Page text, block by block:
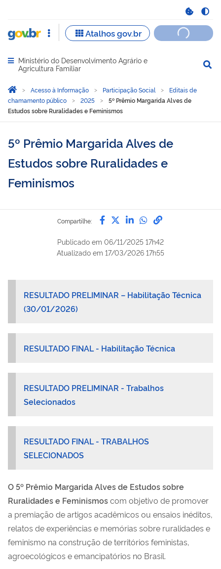
Abrir menu principal de navegação
Ministério do Desenvolvimento Agrário e
Agricultura Familiar
Você está aqui:
Página Inicial
Acesso à Informação Participação Social
Editais de
chamamento público
2025
5º Prêmio Margarida Alves de
Estudos sobre Ruralidades e Feminismos
5º Prêmio Margarida Alves de
Estudos sobre Ruralidades e
Feminismos
Compartilhe: Compartilhe por Facebook
Compartilhe por Twitter
Compartilhe por
Compartilhe
link para
Publicado em 06/11/2025 17h42
Atualizado em 17/03/2026 17h55
RESULTADO PRELIMINAR – Habilitação Técnica
(30/01/2026)
RESULTADO FINAL - Habilitação Técnica
RESULTADO PRELIMINAR - Trabalhos
Selecionados
RESULTADO FINAL - TRABALHOS
SELECIONADOS
O 5º Prêmio Margarida Alves de Estudos sobre
Ruralidades e Feminismoscom objetivo de promover
a premiação de artigos acadêmicos ou ensaios inéditos,
relatos de experiências e memórias sobre ruralidades e
feminismo na construção de territórios feministas,
agroecológicos e emancipatórios no Brasil.